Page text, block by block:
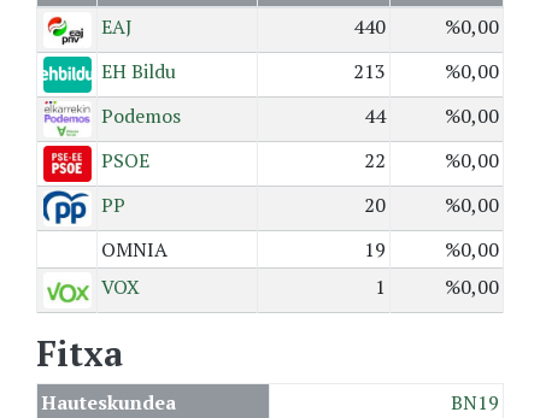
EAJ
440
%0,00
EH Bildu
213
%0,00
Podemos
44
%0,00
PSOE
22
%0,00
PP
20
%0,00
OMNIA
19
%0,00
VOX
1 %0,00
Fitxa
Hauteskundea
BN19